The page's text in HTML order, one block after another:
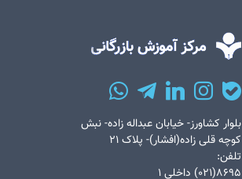
بلوار کشاورز- خیابان عبداله زاده- نبش
کوچه قلی زاده(افشار)- پلاک ۲۱
تلفن:
۸۶۹۵(۰۲۱) داخلی ۱